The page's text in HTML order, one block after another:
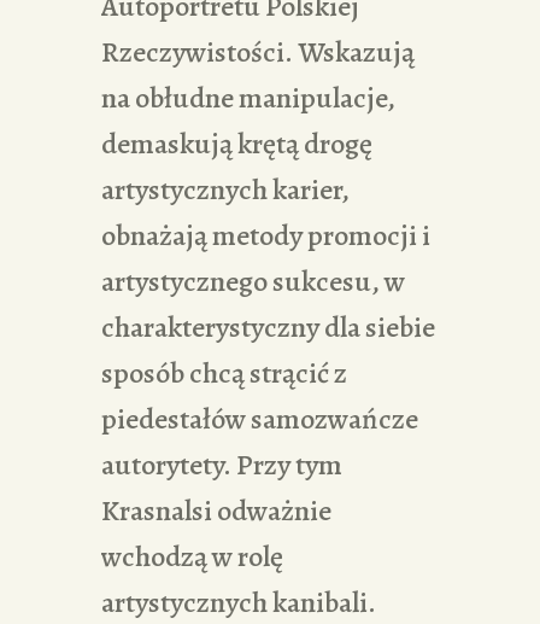
Rzeczywistości. Wskazują
na obłudne manipulacje,
demaskują krętą drogę
artystycznych karier,
obnażają metody promocji i
artystycznego sukcesu, w
charakterystyczny dla siebie
sposób chcą strącić z
piedestałów samozwańcze
autorytety. Przy tym
Krasnalsi odważnie
wchodzą w rolę
artystycznych kanibali.